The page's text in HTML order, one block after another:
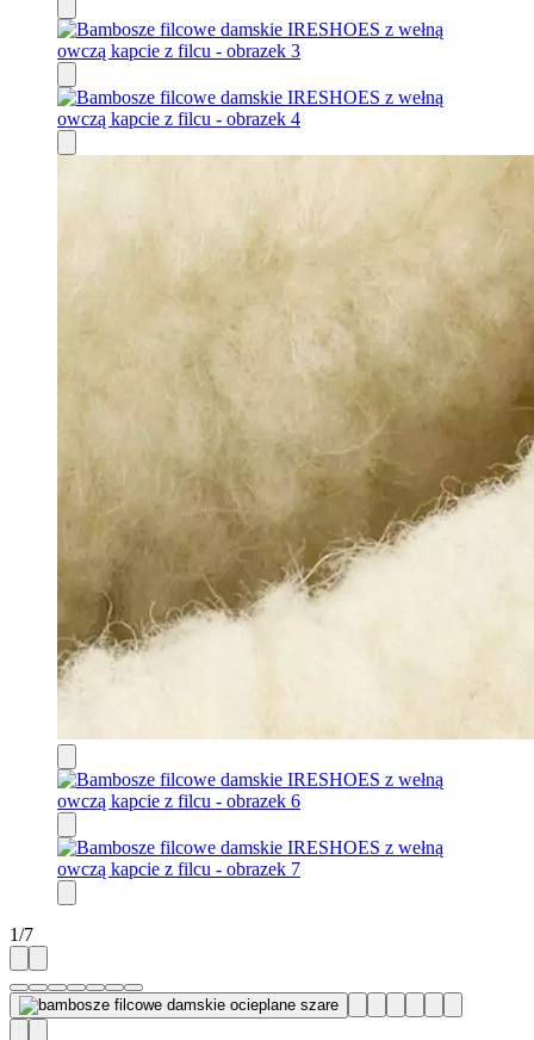
1/7